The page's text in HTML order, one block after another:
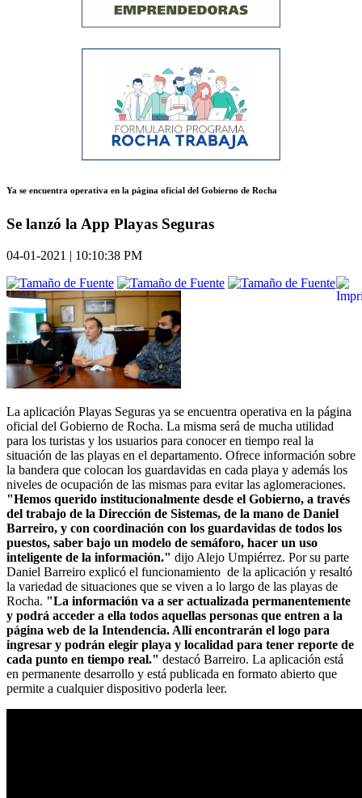
Ya se encuentra operativa en la página oficial del Gobierno de Rocha
Se lanzó la App Playas Seguras
04-01-2021 | 10:10:38 PM
La aplicación Playas Seguras ya se encuentra operativa en la página
oficial del Gobierno de Rocha. La misma será de mucha utilidad
para los turistas y los usuarios para conocer en tiempo real la
situación de las playas en el departamento. Ofrece información sobre
la bandera que colocan los guardavidas en cada playa y además los
niveles de ocupación de las mismas para evitar las aglomeraciones.
"Hemos querido institucionalmente desde el Gobierno, a través
del trabajo de la Dirección de Sistemas, de la mano de Daniel
Barreiro, y con coordinación con los guardavidas de todos los
puestos, saber bajo un modelo de semáforo, hacer un uso
inteligente de la información." dijo Alejo Umpiérrez. Por su parte
Daniel Barreiro explicó el funcionamiento de la aplicación y resaltó
la variedad de situaciones que se viven a lo largo de las playas de
Rocha. "La información va a ser actualizada permanentemente
y podrá acceder a ella todos aquellas personas que entren a la
página web de la Intendencia. Allí encontrarán el logo para
ingresar y podrán elegir playa y localidad para tener reporte de
cada punto en tiempo real." destacó Barreiro. La aplicación está
en permanente desarrollo y está publicada en formato abierto que
permite a cualquier dispositivo poderla leer.